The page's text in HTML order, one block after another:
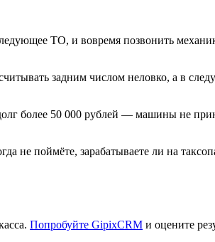
ТО, и вовремя позвонить
задним числом неловко, а в
более 50 000 рублей — машины не
не поймёте, зарабатываете ли на
Попробуйте GipixCRM и оцените